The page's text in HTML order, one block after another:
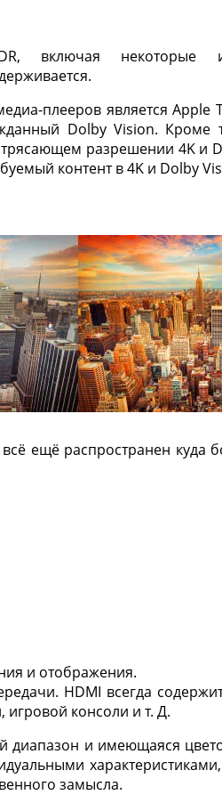
включая некоторые
плееров является Apple
Dolby Vision. Кроме
разрешении 4K и
контент в 4K и Dolby
ещё распространен куда
и отображения.
HDMI всегда
игровой консоли и т. Д.
диапазон и имеющаяся
замысла.